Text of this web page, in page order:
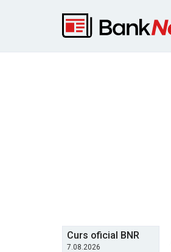
Curs oficial BNR
7.08.2026